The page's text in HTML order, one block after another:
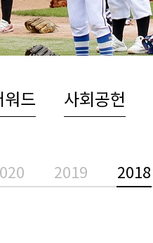
2018
2019
드 사회공헌